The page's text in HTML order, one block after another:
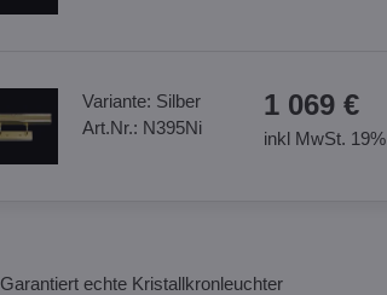
Variante: Silber
Art.Nr.: N395Ni
1 069 €
inkl MwSt. 19%
Garantiert echte Kristallkronleuchter